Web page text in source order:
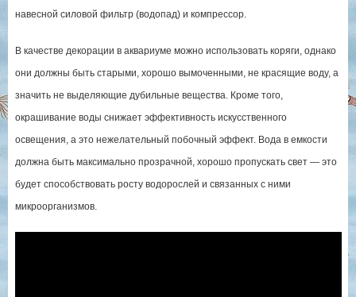
навесной силовой фильтр (водопад) и компрессор.
В качестве декорации в аквариуме можно использовать коряги, однако
они должны быть старыми, хорошо вымоченными, не красящие воду, а
значить не выделяющие дубильные вещества. Кроме того,
окрашивание воды снижает эффективность искусственного
освещения, а это нежелательный побочный эффект. Вода в емкости
должна быть максимально прозрачной, хорошо пропускать свет — это
будет способствовать росту водорослей и связанных с ними
микроорганизмов.